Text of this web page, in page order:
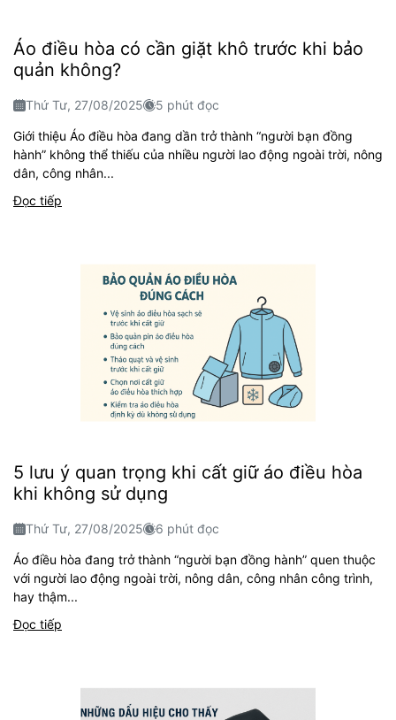
Áo điều hòa có cần giặt khô trước khi bảo
quản không?
Thứ Tư, 27/08/2025 5 phút đọc
Giới thiệu Áo điều hòa đang dần trở thành “người bạn đồng
hành” không thể thiếu của nhiều người lao động ngoài trời, nông
dân, công nhân...
Đọc tiếp
5 lưu ý quan trọng khi cất giữ áo điều hòa
khi không sử dụng
Thứ Tư, 27/08/2025 6 phút đọc
Áo điều hòa đang trở thành “người bạn đồng hành” quen thuộc
với người lao động ngoài trời, nông dân, công nhân công trình,
hay thậm...
Đọc tiếp